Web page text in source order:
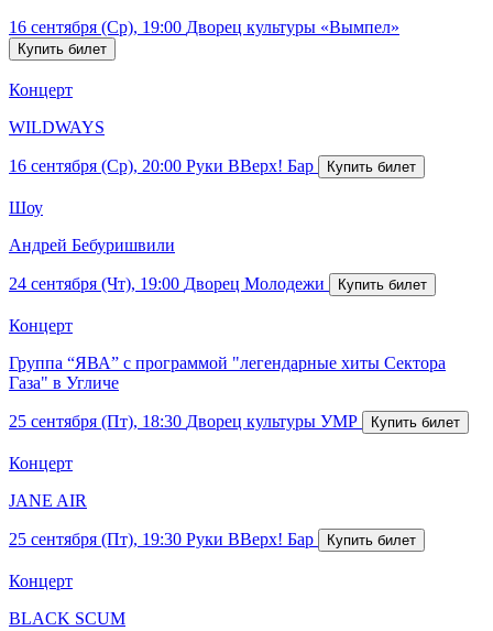
16 сентября (Ср), 19:00 Дворец культуры «Вымпел»
Концерт
WILDWAYS
16 сентября (Ср), 20:00 Руки ВВерх! Бар
Шоу
Андрей Бебуришвили
24 сентября (Чт), 19:00 Дворец Молодежи
Концерт
Группа “ЯВА” с программой "легендарные хиты Сектора
Газа" в Угличе
25 сентября (Пт), 18:30 Дворец культуры УМР
Концерт
JANE AIR
25 сентября (Пт), 19:30 Руки ВВерх! Бар
Концерт
BLACK SCUM